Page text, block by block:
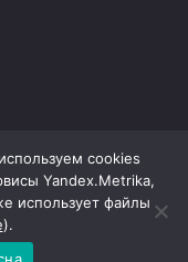
cookies
Yandex.Metrika,
использует файлы
).